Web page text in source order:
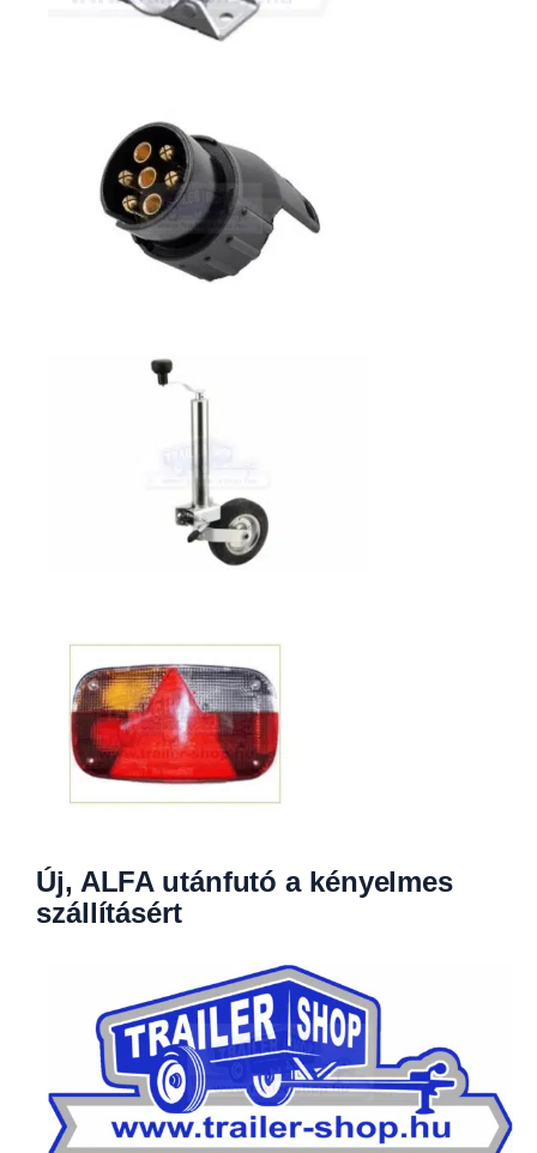
Új, ALFA utánfutó a kényelmes
szállításért